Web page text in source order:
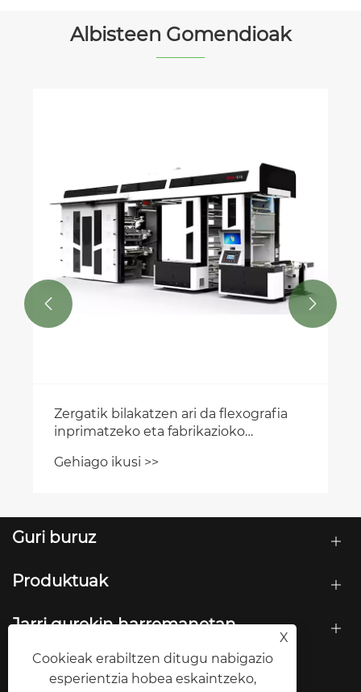
Albisteen Gomendioak
 
Guri buruz
Produktuak
Jarri gurekin harremanetan
JARRAI GAITZAZU
X
Cookieak erabiltzen ditugu nabigazio
esperientzia hobea eskaintzeko,